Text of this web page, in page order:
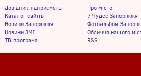
Довідник підприємств
Каталог сайтів
Новини Запоріжжя
Новини ЗМІ
ТВ-програма
Про місто
7 Чудес Запоріжжя
Фотоальбом
Обличчя нашого
RSS
.